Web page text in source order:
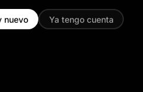
nuevo Ya tengo cuenta